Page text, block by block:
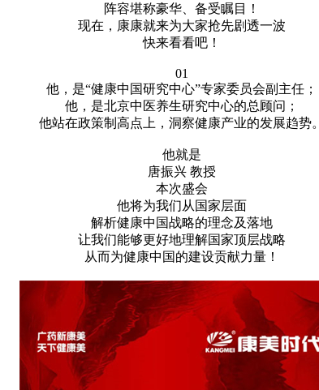
阵容堪称豪华、备受瞩目！
现在，康康就来为大家抢先剧透一波
快来看看吧！
01
他，是“健康中国研究中心”专家委员会副主任；
他，是北京中医养生研究中心的总顾问；
他站在政策制高点上，洞察健康产业的发展趋势。
他就是
唐振兴 教授
本次盛会
他将为我们从国家层面
解析健康中国战略的理念及落地
让我们能够更好地理解国家顶层战略
从而为健康中国的建设贡献力量！